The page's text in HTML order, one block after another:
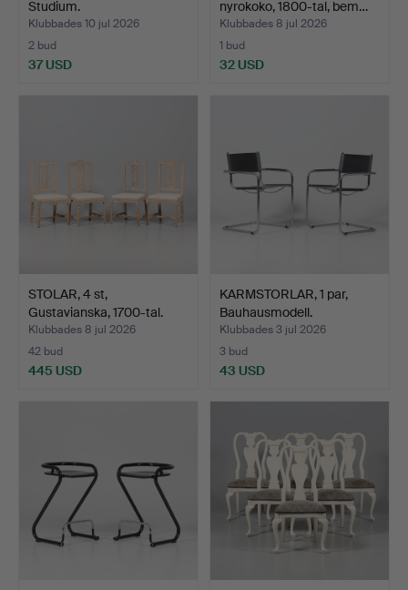
Studium.
Klubbades 10 jul 2026
2 bud
37 USD
nyrokoko, 1800-tal, bem…
Klubbades 8 jul 2026
1 bud
32 USD
STOLAR, 4 st,
Gustavianska, 1700-tal.
Klubbades 8 jul 2026
42 bud
445 USD
KARMSTORLAR, 1 par,
Bauhausmodell.
Klubbades 3 jul 2026
3 bud
43 USD